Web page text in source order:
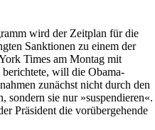
wird der Zeitplan für die
Sanktionen zu einem der
Times am Montag mit
will die Obama-
zunächst nicht durch den
sondern sie nur »suspendieren«.
Präsident die vorübergehende